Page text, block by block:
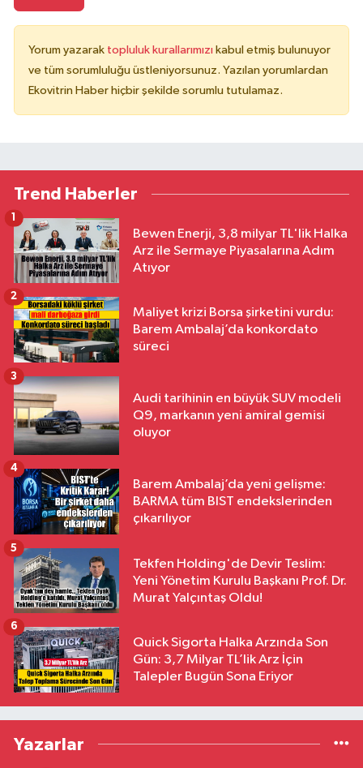
Yorum yazarak topluluk kurallarımızı kabul etmiş bulunuyor
ve tüm sorumluluğu üstleniyorsunuz. Yazılan yorumlardan
Ekovitrin Haber hiçbir şekilde sorumlu tutulamaz.
Trend Haberler
Bewen Enerji, 3,8 milyar TL'lik Halka
Arz ile Sermaye Piyasalarına Adım
Atıyor
1
Maliyet krizi Borsa şirketini vurdu:
Barem Ambalaj’da konkordato
süreci
2
Audi tarihinin en büyük SUV modeli
Q9, markanın yeni amiral gemisi
oluyor
3
Barem Ambalaj’da yeni gelişme:
BARMA tüm BIST endekslerinden
çıkarılıyor
4
Tekfen Holding'de Devir Teslim:
Yeni Yönetim Kurulu Başkanı Prof. Dr.
Murat Yalçıntaş Oldu!
5
Quick Sigorta Halka Arzında Son
Gün: 3,7 Milyar TL’lik Arz İçin
Talepler Bugün Sona Eriyor
6
Yazarlar